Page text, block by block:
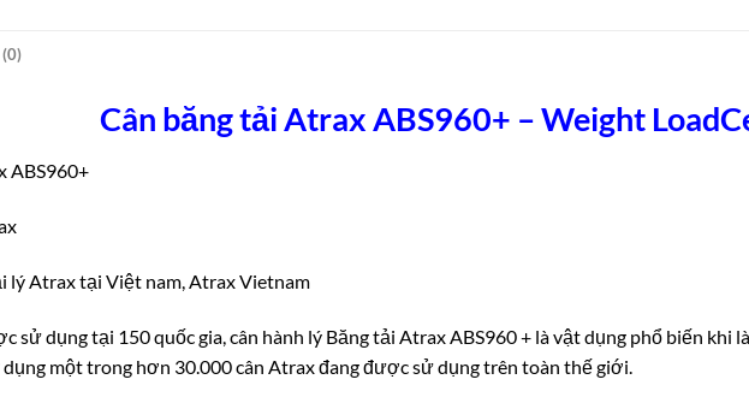
Cân băng tải Atrax ABS960+ – Weight
ABS960+
lýAtrax tại Việt nam, Atrax Vietnam
sử dụng tại 150 quốc gia, cân hành lý Băng tải Atrax ABS960 + là vật dụng phổ biến khi
một trong hơn 30.000 cân Atrax đang được sử dụng trên toàn thế giới.